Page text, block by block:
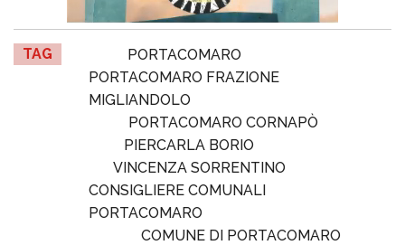
TAG
PORTACOMARO
PORTACOMARO FRAZIONE
MIGLIANDOLO
PORTACOMARO CORNAPÒ
PIERCARLA BORIO
VINCENZA SORRENTINO
CONSIGLIERE COMUNALI
PORTACOMARO
COMUNE DI PORTACOMARO